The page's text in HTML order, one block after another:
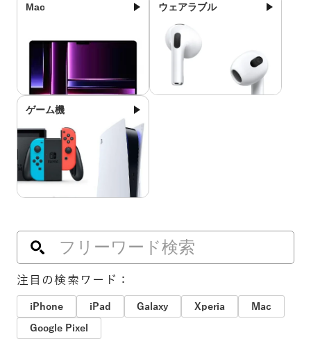
Mac ウェアラブル
ゲーム機
注目の検索ワード：
iPhone iPad Galaxy Xperia
Mac
Google Pixel